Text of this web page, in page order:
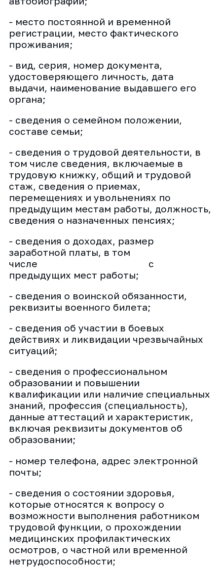
- место постоянной и временной
регистрации, место фактического
проживания;
- вид, серия, номер документа,
удостоверяющего личность, дата
выдачи, наименование выдавшего его
органа;
- сведения о семейном положении,
составе семьи;
- сведения о трудовой деятельности, в
том числе сведения, включаемые в
трудовую книжку, общий и трудовой
стаж, сведения о приемах,
перемещениях и увольнениях по
предыдущим местам работы, должность,
сведения о назначенных пенсиях;
- сведения о доходах, размер
заработной платы, в том
числе с
предыдущих мест работы;
- сведения о воинской обязанности,
реквизиты военного билета;
- сведения об участии в боевых
действиях и ликвидации чрезвычайных
ситуаций;
- сведения о профессиональном
образовании и повышении
квалификации или наличие специальных
знаний, профессия (специальность),
данные аттестаций и характеристик,
включая реквизиты документов об
образовании;
- номер телефона, адрес электронной
почты;
- сведения о состоянии здоровья,
которые относятся к вопросу о
возможности выполнения работником
трудовой функции, о прохождении
медицинских профилактических
осмотров, о частной или временной
нетрудоспособности;